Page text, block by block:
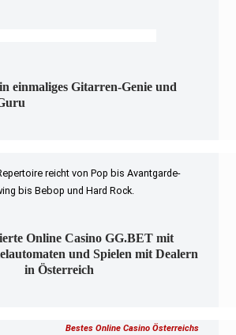
einmaliges Gitarren-Genie und
reicht von Pop bis Avantgarde-
bis Bebop und Hard Rock.
Online Casino GG.BET mit
und Spielen mit Dealern
in Österreich
Bestes Online Casino Österreichs